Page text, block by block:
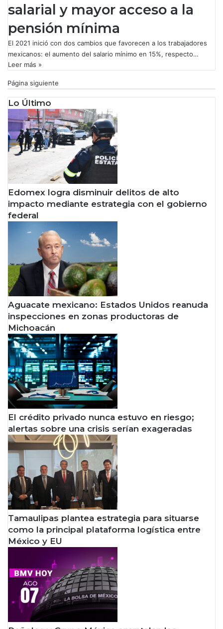
salarial y mayor acceso a la
pensión mínima
El 2021 inició con dos cambios que favorecen a los trabajadores
mexicanos: el aumento del salario mínimo en 15%, respecto…
Leer más »
Página siguiente
Lo Último
Edomex logra disminuir delitos de alto
impacto mediante estrategia con el gobierno
federal
Aguacate mexicano: Estados Unidos reanuda
inspecciones en zonas productoras de
Michoacán
El crédito privado nunca estuvo en riesgo;
alertas sobre una crisis serían exageradas
Tamaulipas plantea estrategia para situarse
como la principal plataforma logística entre
México y EU